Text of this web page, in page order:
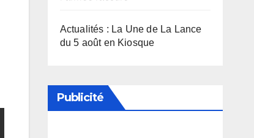
Actualités : La Une de La Lance
du 5 août en Kiosque
Publicité